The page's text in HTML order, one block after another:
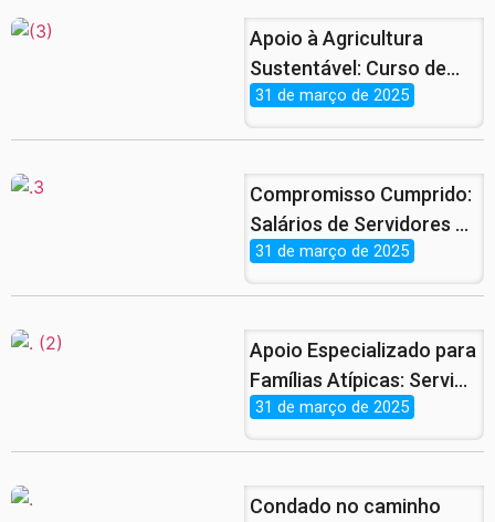
Apoio à Agricultura
Sustentável: Curso de
Piscicultura Finaliza com
Patrimônio.
31 de março de 2025
Compromisso Cumprido:
Salários de Servidores e
Benefícios de
nas Contas
31 de março de 2025
Apoio Especializado para
Famílias Atípicas: Serviço
Gratuito e Atendimento
31 de março de 2025
Condado no caminho